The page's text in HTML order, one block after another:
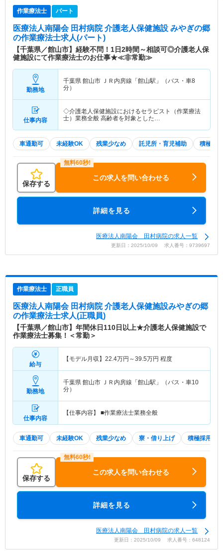
作業療法士 パート
医療法人南陽会 田村病院 介護老人保健施設 みやぎの郷
の作業療法士求人(パート)
【千葉県／館山市】経験不問！1日2時間～相談可◎介護老人保
健施設にて作業療法士のお仕事★≪非常勤≫
勤務地
千葉県 館山市 ＪＲ内房線「館山駅」（バス・車8
分）
仕事内容
◇介護老人保健施設におけるセラピスト（作業療法
士）業務全般 高齢者を対象とした…
車通勤可 未経験OK 残業少なめ 託児所・育児補助 積極採
保存する
この求人を問い合わせる
詳細を見る
医療法人南陽会 田村病院の求人一覧
更新日：2025/10/09 求人番号：9739697
作業療法士 正職員
医療法人南陽会 田村病院 介護老人保健施設みやぎの郷
の作業療法士求人(正職員)
【千葉県／館山市】年間休日110日以上★介護老人保健施設で
作業療法士募集！＜常勤＞
給与
【モデル月収】 22.4万円～39.5万円 程度
勤務地
千葉県 館山市 ＪＲ内房線「館山駅」（バス・車10
分）
仕事内容
【仕事内容】 ■作業療法士業務全般
車通勤可 未経験OK 残業少なめ 寮・借り上げ 積極採用中
保存する
この求人を問い合わせる
詳細を見る
医療法人南陽会 田村病院の求人一覧
更新日：2025/10/09 求人番号：648124